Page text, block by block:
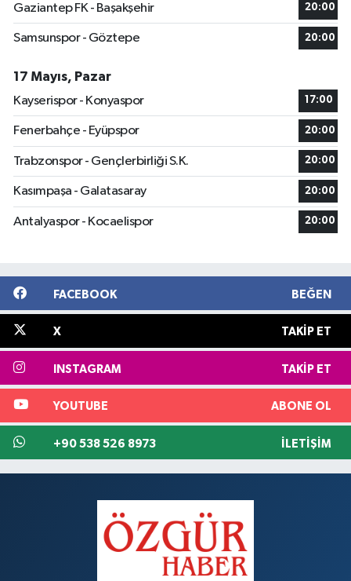
Gaziantep FK - Başakşehir 20:00
Samsunspor - Göztepe 20:00
17 Mayıs, Pazar
Kayserispor - Konyaspor
17:00
Fenerbahçe - Eyüpspor 20:00
Trabzonspor - Gençlerbirliği S.K. 20:00
Kasımpaşa - Galatasaray 20:00
Antalyaspor - Kocaelispor 20:00
FACEBOOK BEĞEN
X TAKIP ET
INSTAGRAM TAKIP ET
YOUTUBE ABONE OL
+90 538 526 8973 İLETIŞIM